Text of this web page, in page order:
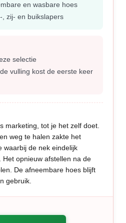
en wasbare hoes
zij- en buikslapers
selectie
vulling kost de eerste keer
marketing, tot je het zelf doet.
weg te halen zakte het
waarbij de nek eindelijk
opnieuw afstellen na de
De afneembare hoes blijft
gebruik.